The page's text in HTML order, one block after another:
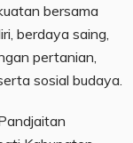
bersama
berdaya saing,
pertanian,
sosial budaya.